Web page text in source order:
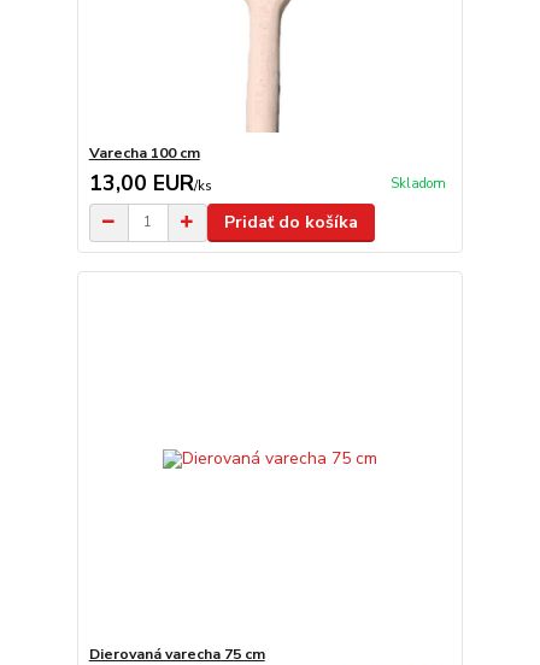
Varecha 100 cm
13,00 EUR/ks Skladom
Pridať do košíka
Dierovaná varecha 75 cm